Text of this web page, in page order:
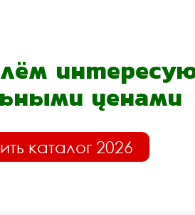
ценами
каталог 2026